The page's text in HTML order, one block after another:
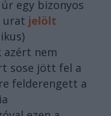
egy bizonyos
urat jelölt
azért nem
sose jött fel a
felderengett a